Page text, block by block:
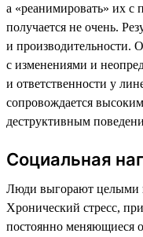
а «реанимировать» их
получается не очень.
и производительности.
с изменениями и
и ответственности у
сопровождается
деструктивным
Социальная
Люди выгорают целыми
Хронический стресс,
постоянно меняющиеся